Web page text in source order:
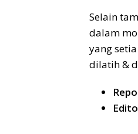
Selain
dalam
yang
dilatih &